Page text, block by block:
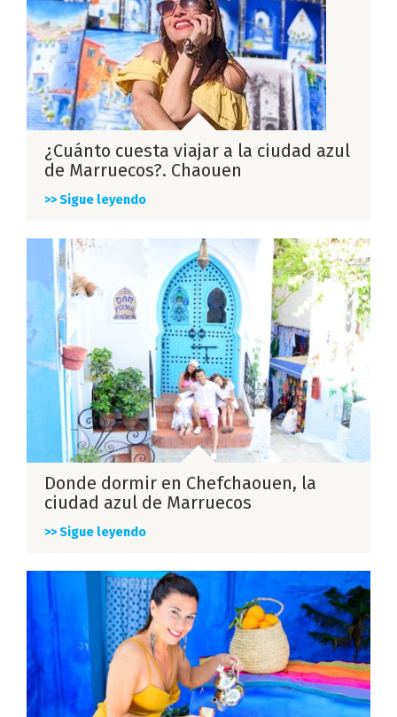
¿Cuánto cuesta viajar a la ciudad azul
de Marruecos?. Chaouen
>> Sigue leyendo
Donde dormir en Chefchaouen, la
ciudad azul de Marruecos
>> Sigue leyendo